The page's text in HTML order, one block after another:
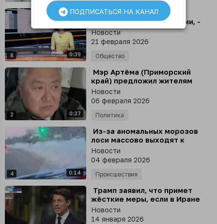
8 0:39
⁣ Клещи из Беларуси уже
угрожают жителям России, -
СМИ
Новости
21 февраля 2026
Общество
2 0:37
⁣ Мэр Артёма (Приморский
край) предложил жителям
самим чистить снег лопатами
Новости
06 февраля 2026
Политика
4 0:14
⁣ Из-за аномальных морозов
лоси массово выходят к
жителям Подмосковья
Новости
04 февраля 2026
Происшествия
⁣ Трамп заявил, что примет
жёсткие меры, если в Иране
«начнут вешать
протестующих»
Новости
14 января 2026
ПОДПИСАТЬСЯ НА КАНАЛ